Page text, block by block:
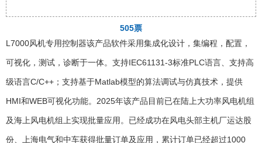
505票
L7000风机专用控制器该产品软件采用集成化设计，集编程，配置，
可视化，测试，诊断于一体。支持IEC61131-3标准PLC语言、支持高
级语言C/C++；支持基于Matlab模型的算法调试与仿真技术，提供
HMI和WEB可视化功能。2025年该产品目前已在陆上大功率风电机组
及海上风电机组上实现批量应用。已经成功在风电头部主机厂运达股
份、上海电气和中车获得批量订单及应用，累计订单已经超过1000